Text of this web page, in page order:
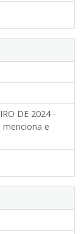
DE 2024 -
e